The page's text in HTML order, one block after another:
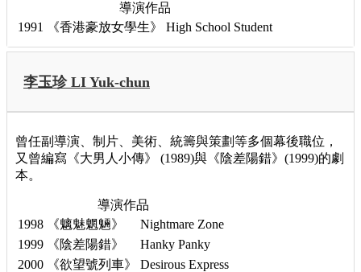
導演作品
1991
《香港豪放女學生》 High School Student
李玉珍 LI Yuk-chun
曾任副導演、制片、美術、統籌與策劃等多個幕後職位，
又曾編寫《大男人小傳》 (1989)與《陰差陽錯》(1999)的劇
本。
導演作品
1998
《魑魅魍魎》
Nightmare Zone
1999
《陰差陽錯》
Hanky Panky
2000
《欲望號列車》 Desirous Express